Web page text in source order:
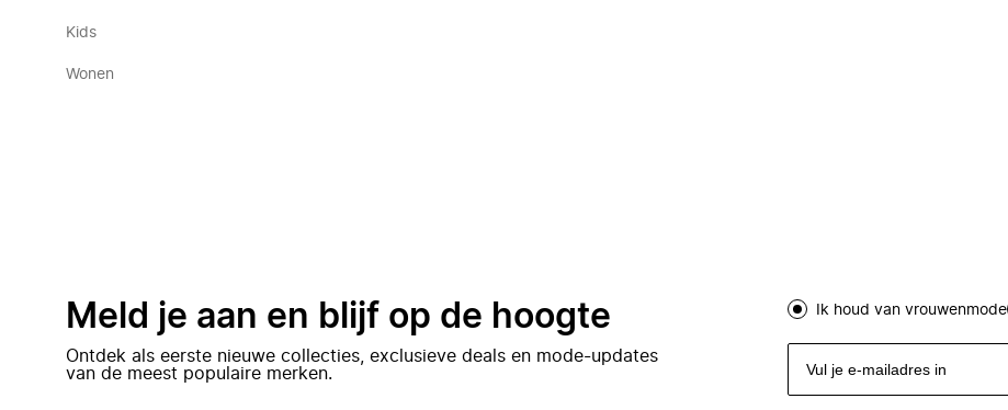
Kids
Wonen
Meld je aan en blijf op de hoogte
Ontdek als eerste nieuwe collecties, exclusieve deals en mode-updates
van de meest populaire merken.
Ik houd van vrouwenmode